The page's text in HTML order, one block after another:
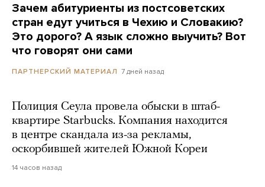
Зачем абитуриенты из постсоветских
стран едут учиться в Чехию и Словакию?
Это дорого? А язык сложно выучить? Вот
что говорят они сами
ПАРТНЕРСКИЙ МАТЕРИАЛ 7 дней назад
Полиция Сеула провела обыски в штаб-
квартире Starbucks. Компания находится
в центре скандала из-за рекламы,
оскорбившей жителей Южной Кореи
14 часов назад